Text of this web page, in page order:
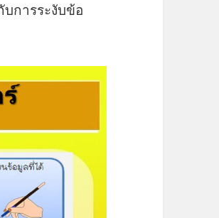
การระงับข้อ